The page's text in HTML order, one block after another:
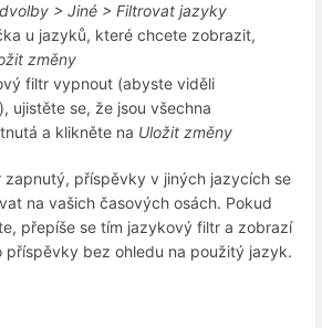
> Jiné > Filtrovat jazyky
u jazyků, které chcete zobrazit,
změny
filtr vypnout (abyste viděli
ujistěte se, že jsou všechna
a klikněte na Uložit změny
příspěvky v jiných jazycích se
na vašich časových osách. Pokud
přepíše se tím jazykový filtr a zobrazí
příspěvky bez ohledu na použitý jazyk.